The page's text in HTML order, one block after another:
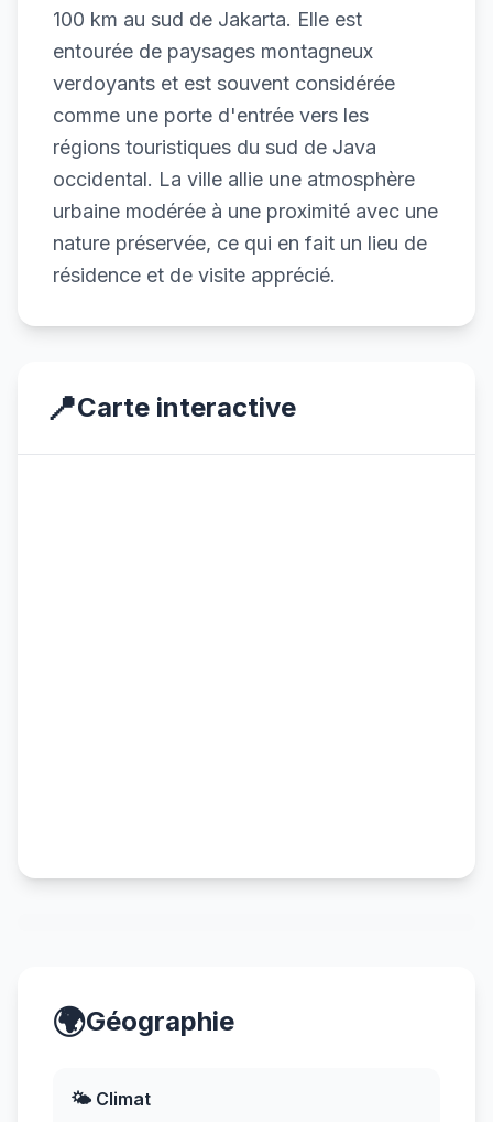
100 km au sud de Jakarta. Elle est
entourée de paysages montagneux
verdoyants et est souvent considérée
comme une porte d'entrée vers les
régions touristiques du sud de Java
occidental. La ville allie une atmosphère
urbaine modérée à une proximité avec une
nature préservée, ce qui en fait un lieu de
résidence et de visite apprécié.
📍Carte interactive
🌍Géographie
🌤️ Climat